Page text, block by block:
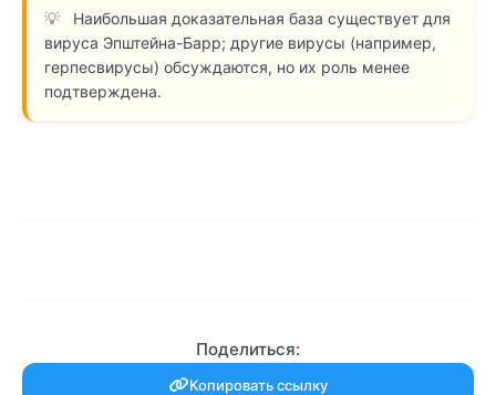
Наибольшая доказательная база существует для
вируса Эпштейна-Барр; другие вирусы (например,
герпесвирусы) обсуждаются, но их роль менее
подтверждена.
Поделиться:
Копировать ссылку